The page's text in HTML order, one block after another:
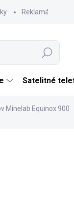
Reklamácia
Hľadať
Satelitné
Minelab Equinox 900